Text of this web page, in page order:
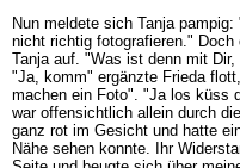
Nun meldete sich Tanja
nicht richtig fotografieren."
Tanja auf. "Was ist denn mit
"Ja, komm" ergänzte Frieda
machen ein Foto". "Ja los küss
war offensichtlich allein durch
ganz rot im Gesicht und hatte
Nähe sehen konnte. Ihr